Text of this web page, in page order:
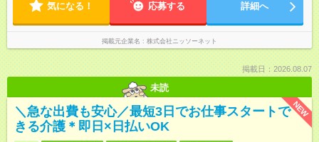
気になる！ 応募する 詳細へ
掲載元企業名 株式会社ニッソーネット
掲載日：2026.08.07
未読
NEW
＼急な出費も安心／最短3日でお仕事スタートで
きる介護＊即日×日払いOK